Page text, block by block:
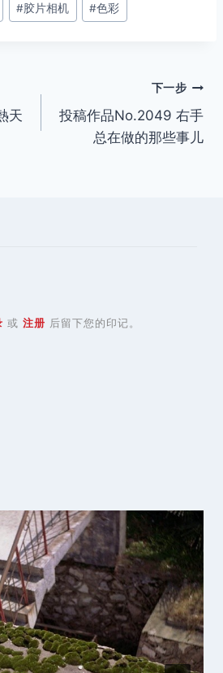
#胶片相机 #色彩
天
下一步
投稿作品No.2049 右手
总在做的那些事儿
或 注册 后留下您的印记。